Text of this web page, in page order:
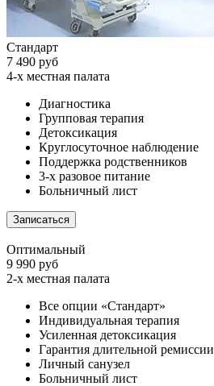
Стандарт
7 490 руб
4-х местная палата
Диагностика
Групповая терапия
Детоксикация
Круглосуточное наблюдение
Поддержка родственников
3-х разовое питание
Больничный лист
Записаться
Оптимальный
9 990 руб
2-х местная палата
Все опции «Стандарт»
Индивидуальная терапия
Усиленная детоксикация
Гарантия длительной ремиссии
Личный санузел
Больничный лист